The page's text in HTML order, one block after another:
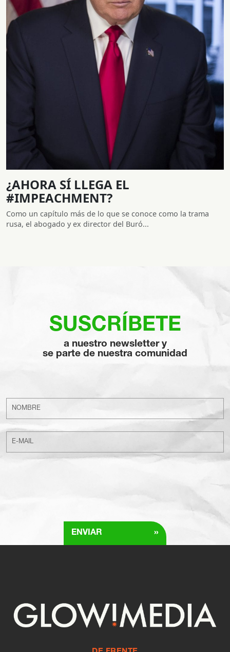
¿AHORA SÍ LLEGA EL
#IMPEACHMENT?
Como un capítulo más de lo que se conoce como la trama
rusa, el abogado y ex director del Buró...
SUSCRÍBETE
a nuestro newsletter y
se parte de nuestra comunidad
ENVIAR »